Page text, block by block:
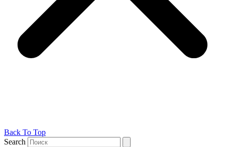
Back To Top
Search